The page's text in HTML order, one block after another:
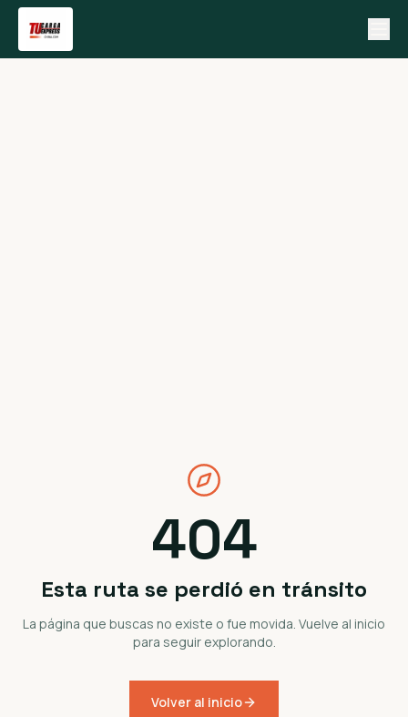
404
Esta ruta se perdió en tránsito
La página que buscas no existe o fue movida. Vuelve al inicio
para seguir explorando.
Volver al inicio